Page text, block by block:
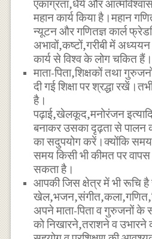
एकाग्रता,धैर्य और
महान कार्य किया है।महान
न्यूटन और गणितज्ञ कार्ल
अभावों,कष्टों,गरीबी में
कार्य से विश्व के लोग चकित हैं।
माता-पिता,शिक्षकों तथा
दी गई शिक्षा पर श्रद्धा
है।
पढ़ाई,खेलकूद,मनोरंजन
बनाकर उसका दृढ़ता से
का सदुपयोग करें।क्योंकि
समय किसी भी कीमत पर वापस
सकता है।
आपकी जिस क्षेत्र में भी रूचि
अपने माता-पिता व गुरुजनों के
को निखारने,तराशने व